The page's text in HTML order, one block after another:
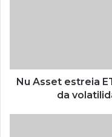
Nu Asset estreia
da